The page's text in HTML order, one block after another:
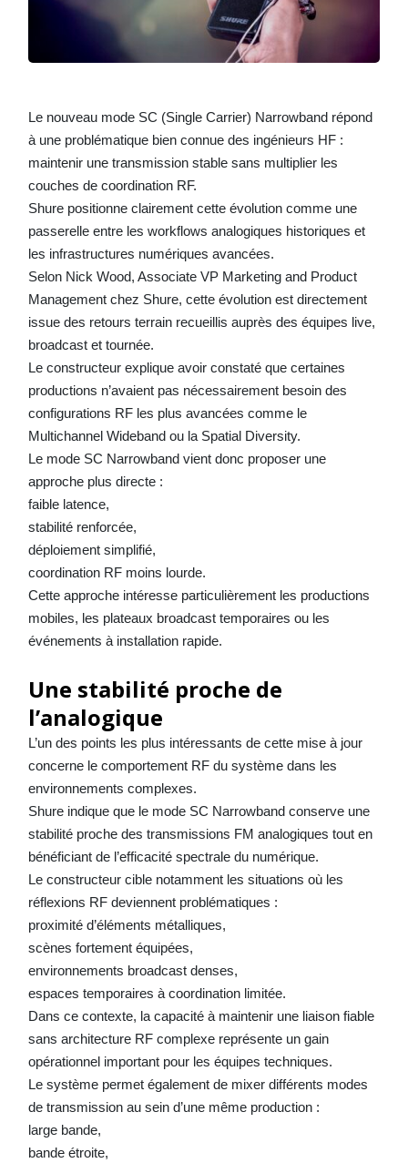
Le nouveau mode SC (Single Carrier) Narrowband répond
à une problématique bien connue des ingénieurs HF :
maintenir une transmission stable sans multiplier les
couches de coordination RF.
Shure positionne clairement cette évolution comme une
passerelle entre les workflows analogiques historiques et
les infrastructures numériques avancées.
Selon Nick Wood, Associate VP Marketing and Product
Management chez Shure, cette évolution est directement
issue des retours terrain recueillis auprès des équipes live,
broadcast et tournée.
Le constructeur explique avoir constaté que certaines
productions n’avaient pas nécessairement besoin des
configurations RF les plus avancées comme le
Multichannel Wideband ou la Spatial Diversity.
Le mode SC Narrowband vient donc proposer une
approche plus directe :
faible latence,
stabilité renforcée,
déploiement simplifié,
coordination RF moins lourde.
Cette approche intéresse particulièrement les productions
mobiles, les plateaux broadcast temporaires ou les
événements à installation rapide.
Une stabilité proche de
l’analogique
L’un des points les plus intéressants de cette mise à jour
concerne le comportement RF du système dans les
environnements complexes.
Shure indique que le mode SC Narrowband conserve une
stabilité proche des transmissions FM analogiques tout en
bénéficiant de l’efficacité spectrale du numérique.
Le constructeur cible notamment les situations où les
réflexions RF deviennent problématiques :
proximité d’éléments métalliques,
scènes fortement équipées,
environnements broadcast denses,
espaces temporaires à coordination limitée.
Dans ce contexte, la capacité à maintenir une liaison fiable
sans architecture RF complexe représente un gain
opérationnel important pour les équipes techniques.
Le système permet également de mixer différents modes
de transmission au sein d’une même production :
large bande,
bande étroite,